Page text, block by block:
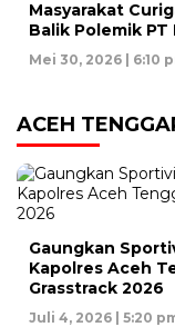
Masyarakat
Balik Polemik PT
Mei 30, 2026 | 6:10
ACEH
Gaungkan
Kapolres Aceh
Grasstrack 2026
Juli 4, 2026 | 5:20